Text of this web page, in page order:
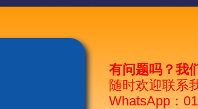
有问题吗？我
随时欢迎联系
WhatsApp：